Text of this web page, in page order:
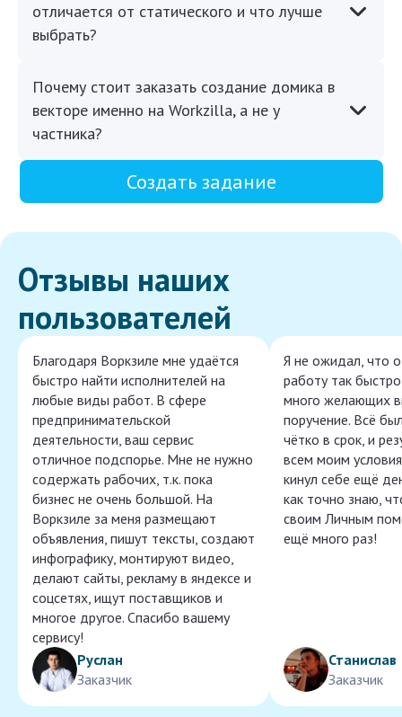
отличается от статического и что лучше
выбрать?
Почему стоит заказать создание домика в
векторе именно на Workzilla, а не у
частника?
Создать задание
Отзывы наших
пользователей
Благодаря Воркзиле мне удаётся
быстро найти исполнителей на
любые виды работ. В сфере
предпринимательской
деятельности, ваш сервис
отличное подспорье. Мне не нужно
содержать рабочих, т.к. пока
бизнес не очень большой. На
Воркзиле за меня размещают
объявления, пишут тексты, создают
инфографику, монтируют видео,
делают сайты, рекламу в яндексе и
соцсетях, ищут поставщиков и
многое другое. Спасибо вашему
сервису!
Руслан
Заказчик
Я не ожидал, что
работу так
много желающих
поручение. Всё
чётко в срок, и
всем моим
кинул себе ещё
как точно знаю,
своим Личным
ещё много раз!
Станислав
Заказчик